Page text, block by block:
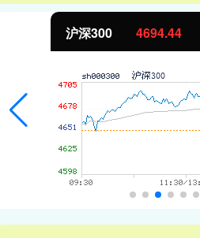
北证50